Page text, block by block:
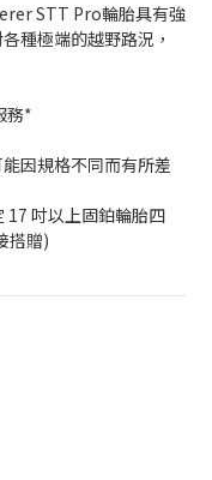
STT Pro輪胎具有強
種極端的越野路況，
務*
因規格不同而有所差
17 吋以上固鉑輪胎四
搭贈)